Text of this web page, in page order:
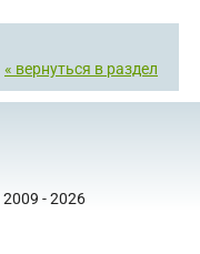
« вернуться в раздел
2009 - 2026